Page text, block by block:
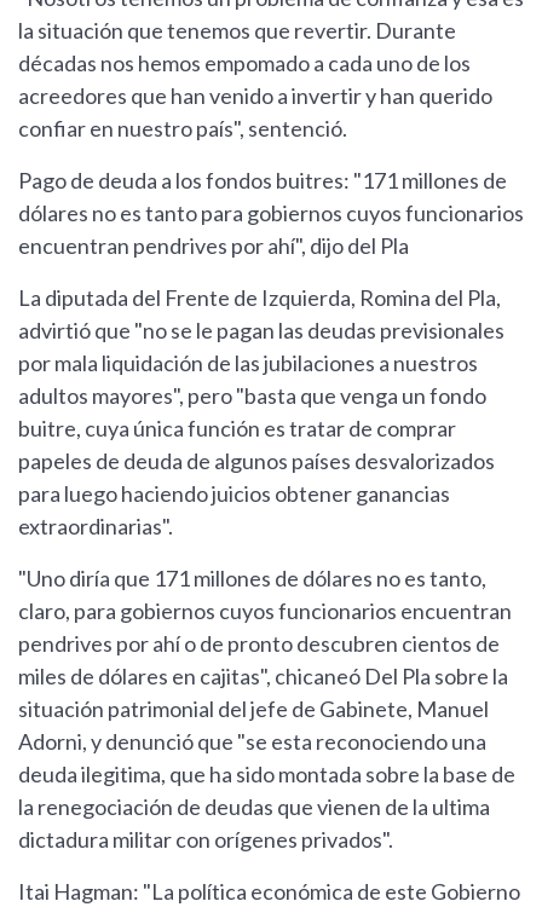
la situación que tenemos que revertir. Durante
décadas nos hemos empomado a cada uno de los
acreedores que han venido a invertir y han querido
confiar en nuestro país", sentenció.
Pago de deuda a los fondos buitres: "171 millones de
dólares no es tanto para gobiernos cuyos funcionarios
encuentran pendrives por ahí", dijo del Pla
La diputada del Frente de Izquierda, Romina del Pla,
advirtió que "no se le pagan las deudas previsionales
por mala liquidación de las jubilaciones a nuestros
adultos mayores", pero "basta que venga un fondo
buitre, cuya única función es tratar de comprar
papeles de deuda de algunos países desvalorizados
para luego haciendo juicios obtener ganancias
extraordinarias".
"Uno diría que 171 millones de dólares no es tanto,
claro, para gobiernos cuyos funcionarios encuentran
pendrives por ahí o de pronto descubren cientos de
miles de dólares en cajitas", chicaneó Del Pla sobre la
situación patrimonial del jefe de Gabinete, Manuel
Adorni, y denunció que "se esta reconociendo una
deuda ilegitima, que ha sido montada sobre la base de
la renegociación de deudas que vienen de la ultima
dictadura militar con orígenes privados".
Itai Hagman: "La política económica de este Gobierno